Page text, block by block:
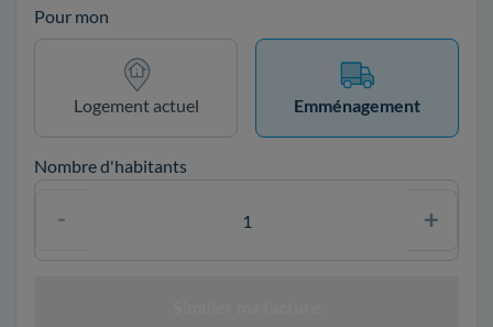
Pour mon
Logement actuel Emménagement
Nombre d'habitants